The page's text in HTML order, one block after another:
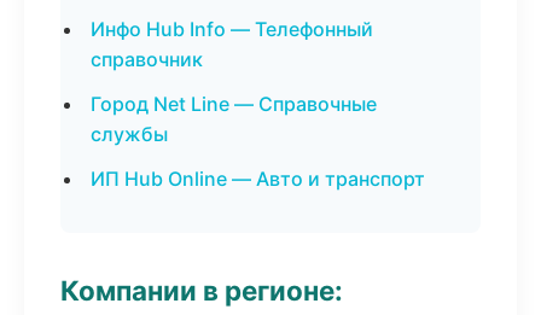
Инфо Hub Info — Телефонный
справочник
Город Net Line — Справочные
службы
ИП Hub Online — Авто и транспорт
Компании в регионе: